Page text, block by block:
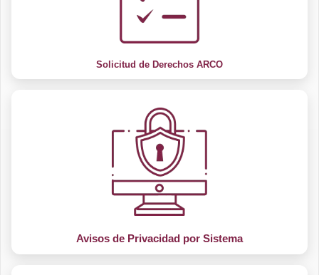
Solicitud de Derechos ARCO
Avisos de Privacidad por Sistema